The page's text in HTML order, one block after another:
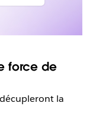
force de
la